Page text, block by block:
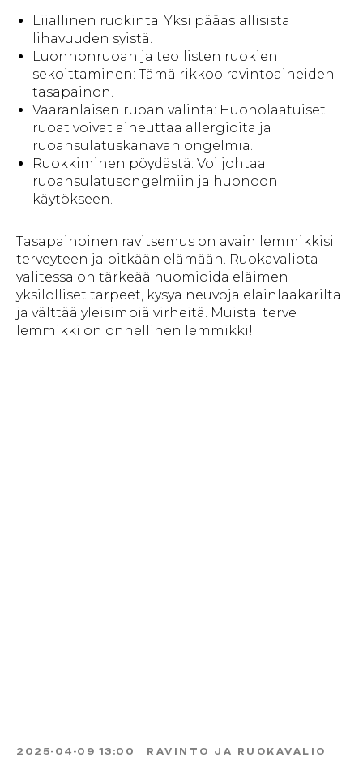
Liiallinen ruokinta: Yksi pääasiallisista
lihavuuden syistä.
Luonnonruoan ja teollisten ruokien
sekoittaminen: Tämä rikkoo ravintoaineiden
tasapainon.
Vääränlaisen ruoan valinta: Huonolaatuiset
ruoat voivat aiheuttaa allergioita ja
ruoansulatuskanavan ongelmia.
Ruokkiminen pöydästä: Voi johtaa
ruoansulatusongelmiin ja huonoon
käytökseen.
Tasapainoinen ravitsemus on avain lemmikkisi
terveyteen ja pitkään elämään. Ruokavaliota
valitessa on tärkeää huomioida eläimen
yksilölliset tarpeet, kysyä neuvoja eläinlääkäriltä
ja välttää yleisimpiä virheitä. Muista: terve
lemmikki on onnellinen lemmikki!
2025-04-09 13:00 RAVINTO JA RUOKAVALIO